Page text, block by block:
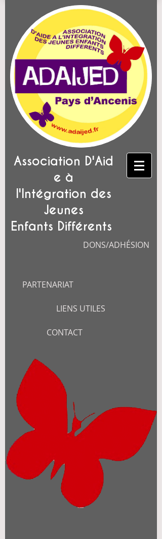
Association D'Aid
e à
l'Intégration des
Jeunes
Enfants Différents
DONS/ADHÉSION
PARTENARIAT
LIENS UTILES
CONTACT